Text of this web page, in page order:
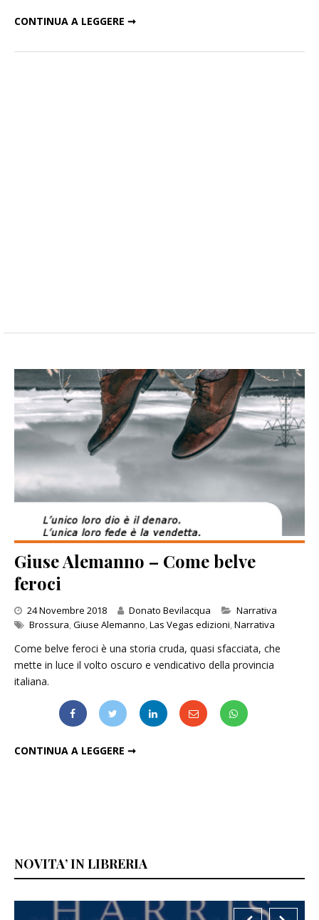
CONTINUA A LEGGERE ➞
Giuse Alemanno – Come belve
feroci
24 Novembre 2018 Donato Bevilacqua Categories
Narrativa
Brossura,Giuse Alemanno,Las Vegas edizioni,Narrativa
Come belve feroci è una storia cruda, quasi sfacciata, che
mette in luce il volto oscuro e vendicativo della provincia
italiana.
CONTINUA A LEGGERE ➞
NOVITA’ IN LIBRERIA